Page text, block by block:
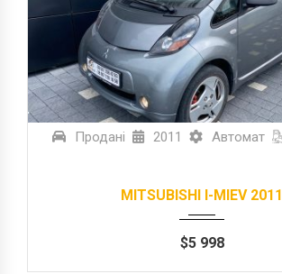
Продані 2011 Автомат
MITSUBISHI I-MIEV 2011
$5 998